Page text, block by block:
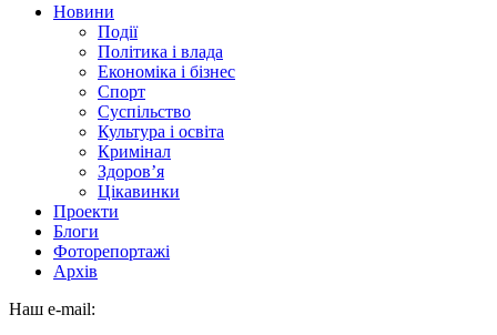
Новини
Події
Політика і влада
Економіка і бізнес
Спорт
Суспільство
Культура і освіта
Кримінал
Здоров’я
Цікавинки
Проекти
Блоги
Фоторепортажі
Архів
Наш e-mail: